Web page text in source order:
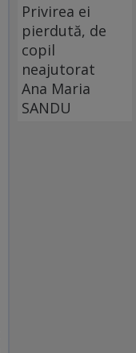
Privirea ei
pierdută, de
copil
neajutorat
Ana Maria
SANDU